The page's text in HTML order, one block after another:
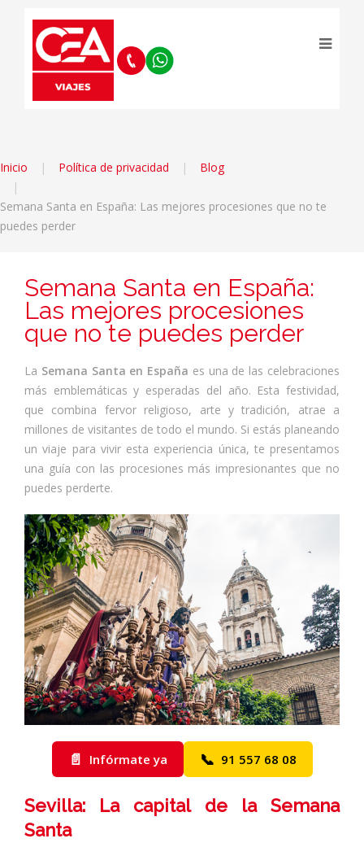
Inicio Política de privacidad Blog
Semana Santa en España: Las mejores procesiones que no te
puedes perder
Semana Santa en España:
Las mejores procesiones
que no te puedes perder
La Semana Santa en España es una de las celebraciones
más emblemáticas y esperadas del año. Esta festividad,
que combina fervor religioso, arte y tradición, atrae a
millones de visitantes de todo el mundo. Si estás planeando
un viaje para vivir esta experiencia única, te presentamos
una guía con las procesiones más impresionantes que no
puedes perderte.
📄 Infórmate ya 📞 91 557 68 08
Sevilla: La capital de la Semana
Santa